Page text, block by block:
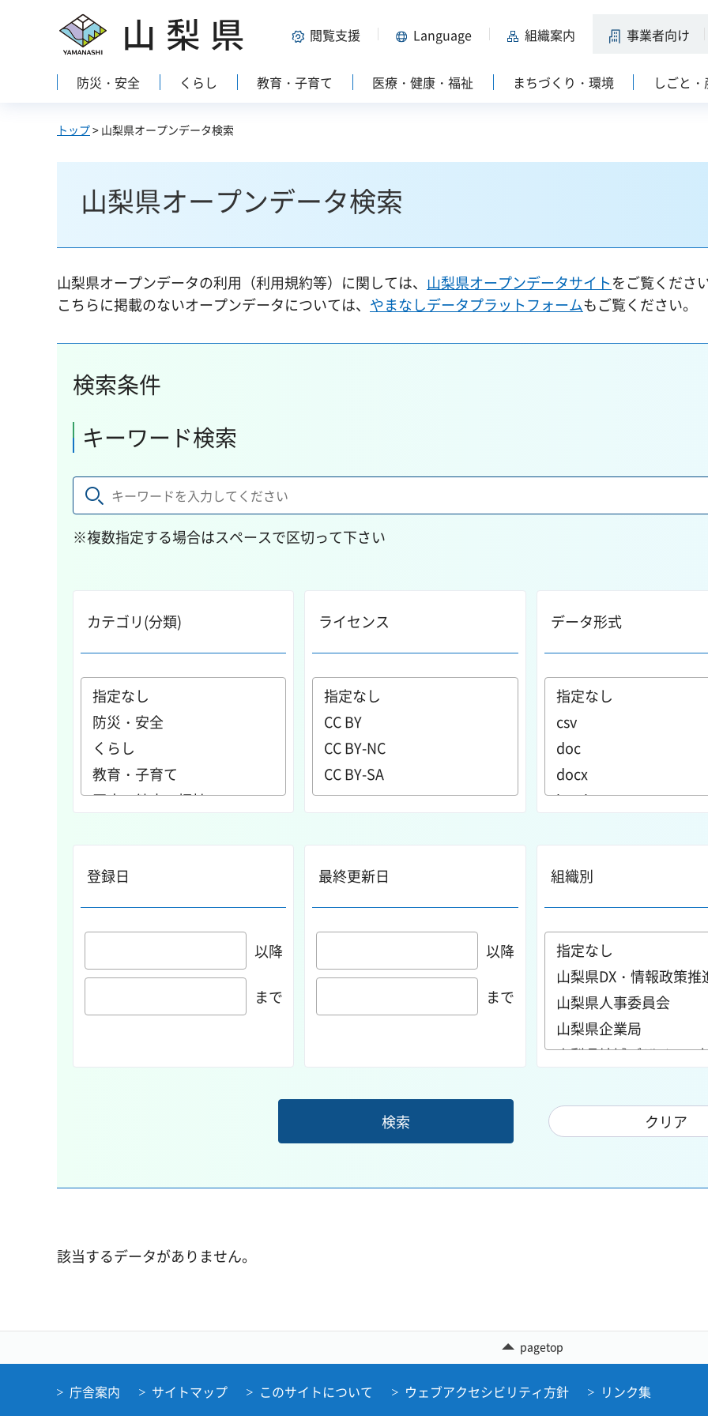
山梨県 閲覧支援 Language 組織案内 事業者向け
防災・安全 くらし 教育・子育て 医療・健康・福祉 まちづくり・環境 しごと
トップ> 山梨県オープンデータ検索
山梨県オープンデータ検索
山梨県オープンデータの利用（利用規約等）に関しては、 山梨県オープンデータサイトをご覧くださ
こちらに掲載のないオープンデータについては、 やまなしデータプラットフォームもご覧ください。
検索条件
キーワード検索
※複数指定する場合はスペースで区切って下さい
カテゴリ(分類) ライセンス データ形式
登録日
以降
まで
最終更新日
以降
まで
組織別
該当するデータがありません。
pagetop
庁舎案内 サイトマップ このサイトについて ウェブアクセシビリティ方針 リンク集